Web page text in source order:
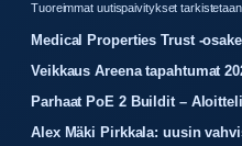
Tuoreimmat uutispaivitykset
Medical Properties Trust -
Veikkaus Areena tapahtumat
Parhaat PoE 2 Buildit –
Alex Mäki Pirkkala: uusin